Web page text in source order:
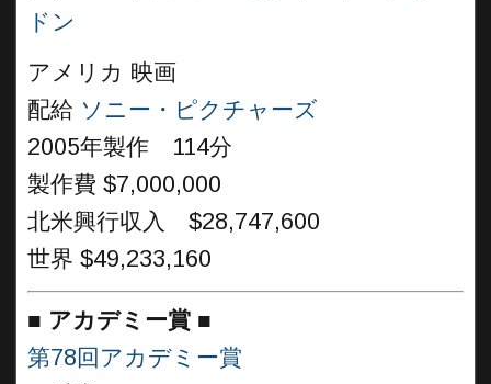
ドン
アメリカ 映画
配給 ソニー・ピクチャーズ
2005年製作 114分
製作費 $7,000,000
北米興行収入 $28,747,600
世界 $49,233,160
■ アカデミー賞 ■
第78回アカデミー賞